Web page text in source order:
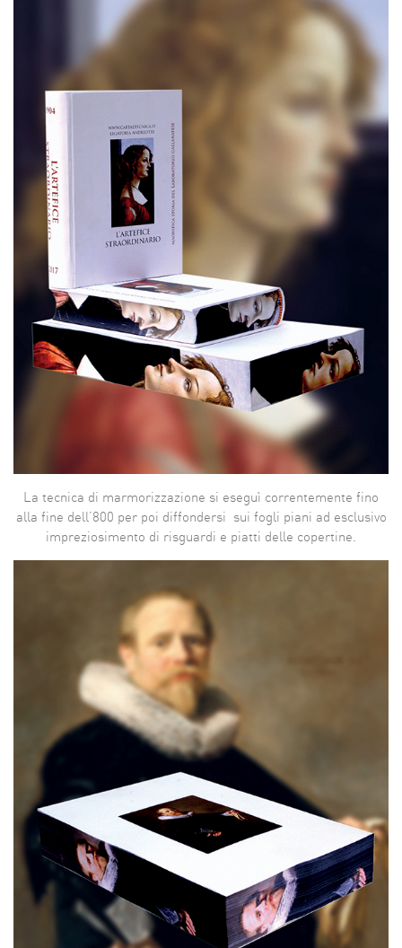
La tecnica di marmorizzazione si eseguì correntemente fino
alla fine dell’800 per poi diffondersi sui fogli piani ad esclusivo
impreziosimento di risguardi e piatti delle copertine.